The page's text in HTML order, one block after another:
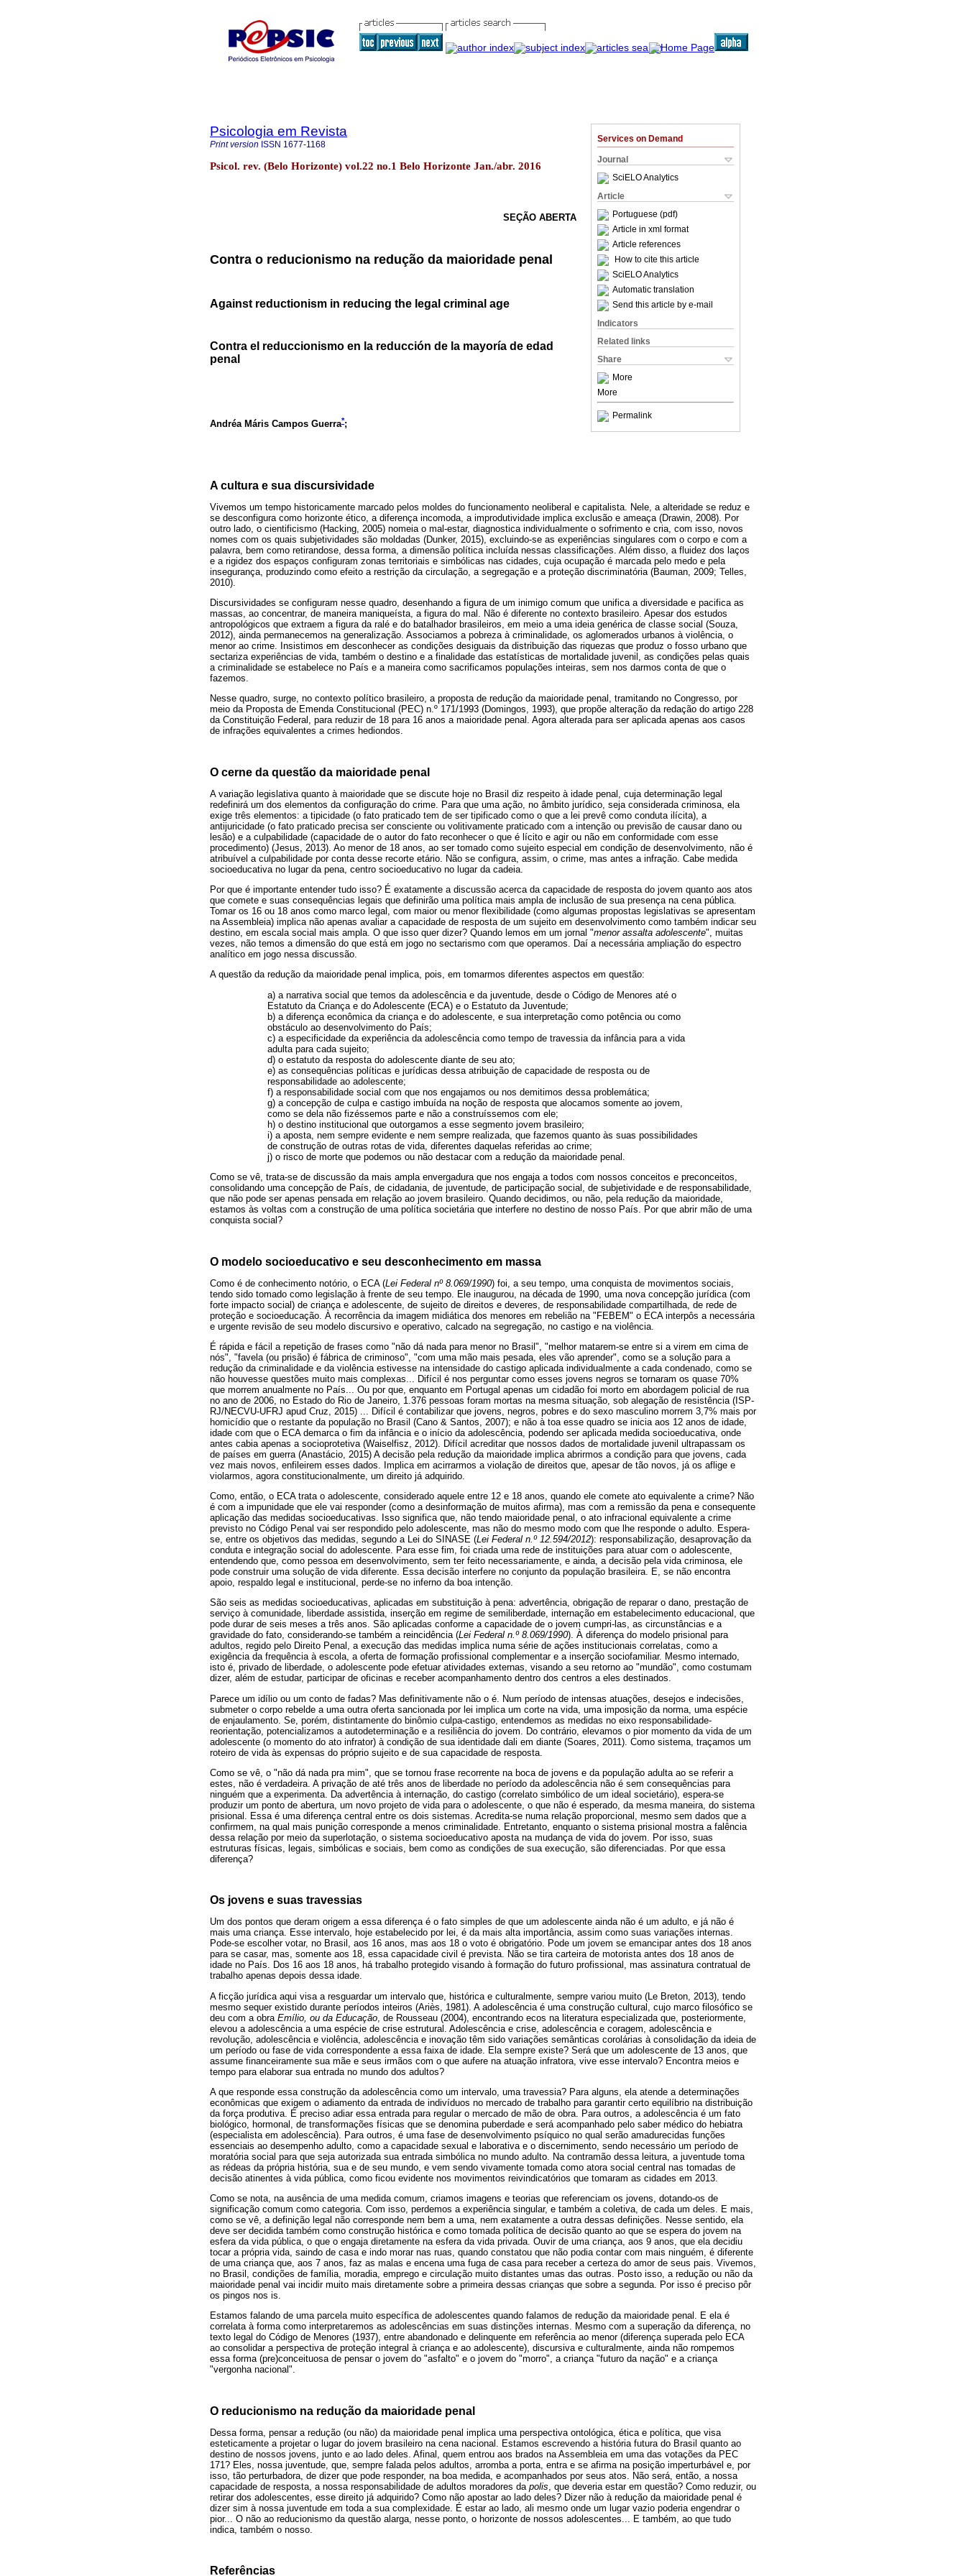
Services on Demand
Journal
SciELO Analytics
Article
Portuguese (pdf)
Article in xml format
Article references
How to cite this article
SciELO Analytics
Automatic translation
Send this article by e-mail
Indicators
Related links
Share
More
More
Permalink
Psicologia em Revista
Print version ISSN 1677-1168
Psicol. rev. (Belo Horizonte) vol.22 no.1 Belo Horizonte Jan./abr. 2016
SEÇÃO ABERTA
Contra o reducionismo na redução da maioridade penal
Against reductionism in reducing the legal criminal age
Contra el reduccionismo en la reducción de la mayoría de edad
penal
Andréa Máris Campos Guerra*;
A cultura e sua discursividade
Vivemos um tempo historicamente marcado pelos moldes do funcionamento neoliberal e capitalista. Nele, a alteridade se reduz e
se desconfigura como horizonte ético, a diferença incomoda, a improdutividade implica exclusão e ameaça (Drawin, 2008). Por
outro lado, o cientificismo (Hacking, 2005) nomeia o mal-estar, diagnostica individualmente o sofrimento e cria, com isso, novos
nomes com os quais subjetividades são moldadas (Dunker, 2015), excluindo-se as experiências singulares com o corpo e com a
palavra, bem como retirandose, dessa forma, a dimensão política incluída nessas classificações. Além disso, a fluidez dos laços
e a rigidez dos espaços configuram zonas territoriais e simbólicas nas cidades, cuja ocupação é marcada pelo medo e pela
insegurança, produzindo como efeito a restrição da circulação, a segregação e a proteção discriminatória (Bauman, 2009; Telles,
2010).
Discursividades se configuram nesse quadro, desenhando a figura de um inimigo comum que unifica a diversidade e pacifica as
massas, ao concentrar, de maneira maniqueísta, a figura do mal. Não é diferente no contexto brasileiro. Apesar dos estudos
antropológicos que extraem a figura da ralé e do batalhador brasileiros, em meio a uma ideia genérica de classe social (Souza,
2012), ainda permanecemos na generalização. Associamos a pobreza à criminalidade, os aglomerados urbanos à violência, o
menor ao crime. Insistimos em desconhecer as condições desiguais da distribuição das riquezas que produz o fosso urbano que
sectariza experiências de vida, também o destino e a finalidade das estatísticas de mortalidade juvenil, as condições pelas quais
a criminalidade se estabelece no País e a maneira como sacrificamos populações inteiras, sem nos darmos conta de que o
fazemos.
Nesse quadro, surge, no contexto político brasileiro, a proposta de redução da maioridade penal, tramitando no Congresso, por
meio da Proposta de Emenda Constitucional (PEC) n.º 171/1993 (Domingos, 1993), que propõe alteração da redação do artigo 228
da Constituição Federal, para reduzir de 18 para 16 anos a maioridade penal. Agora alterada para ser aplicada apenas aos casos
de infrações equivalentes a crimes hediondos.
O cerne da questão da maioridade penal
A variação legislativa quanto à maioridade que se discute hoje no Brasil diz respeito à idade penal, cuja determinação legal
redefinirá um dos elementos da configuração do crime. Para que uma ação, no âmbito jurídico, seja considerada criminosa, ela
exige três elementos: a tipicidade (o fato praticado tem de ser tipificado como o que a lei prevê como conduta ilícita), a
antijuricidade (o fato praticado precisa ser consciente ou volitivamente praticado com a intenção ou previsão de causar dano ou
lesão) e a culpabilidade (capacidade de o autor do fato reconhecer o que é lícito e agir ou não em conformidade com esse
procedimento) (Jesus, 2013). Ao menor de 18 anos, ao ser tomado como sujeito especial em condição de desenvolvimento, não é
atribuível a culpabilidade por conta desse recorte etário. Não se configura, assim, o crime, mas antes a infração. Cabe medida
socioeducativa no lugar da pena, centro socioeducativo no lugar da cadeia.
Por que é importante entender tudo isso? É exatamente a discussão acerca da capacidade de resposta do jovem quanto aos atos
que comete e suas consequências legais que definirão uma política mais ampla de inclusão de sua presença na cena pública.
Tomar os 16 ou 18 anos como marco legal, com maior ou menor flexibilidade (como algumas propostas legislativas se apresentam
na Assembleia) implica não apenas avaliar a capacidade de resposta de um sujeito em desenvolvimento como também indicar seu
destino, em escala social mais ampla. O que isso quer dizer? Quando lemos em um jornal "menor assalta adolescente", muitas
vezes, não temos a dimensão do que está em jogo no sectarismo com que operamos. Daí a necessária ampliação do espectro
analítico em jogo nessa discussão.
A questão da redução da maioridade penal implica, pois, em tomarmos diferentes aspectos em questão:
a) a narrativa social que temos da adolescência e da juventude, desde o Código de Menores até o
Estatuto da Criança e do Adolescente (ECA) e o Estatuto da Juventude;
b) a diferença econômica da criança e do adolescente, e sua interpretação como potência ou como
obstáculo ao desenvolvimento do País;
c) a especificidade da experiência da adolescência como tempo de travessia da infância para a vida
adulta para cada sujeito;
d) o estatuto da resposta do adolescente diante de seu ato;
e) as consequências políticas e jurídicas dessa atribuição de capacidade de resposta ou de
responsabilidade ao adolescente;
f) a responsabilidade social com que nos engajamos ou nos demitimos dessa problemática;
g) a concepção de culpa e castigo imbuída na noção de resposta que alocamos somente ao jovem,
como se dela não fizéssemos parte e não a construíssemos com ele;
h) o destino institucional que outorgamos a esse segmento jovem brasileiro;
i) a aposta, nem sempre evidente e nem sempre realizada, que fazemos quanto às suas possibilidades
de construção de outras rotas de vida, diferentes daquelas referidas ao crime;
j) o risco de morte que podemos ou não destacar com a redução da maioridade penal.
Como se vê, trata-se de discussão da mais ampla envergadura que nos engaja a todos com nossos conceitos e preconceitos,
consolidando uma concepção de País, de cidadania, de juventude, de participação social, de subjetividade e de responsabilidade,
que não pode ser apenas pensada em relação ao jovem brasileiro. Quando decidimos, ou não, pela redução da maioridade,
estamos às voltas com a construção de uma política societária que interfere no destino de nosso País. Por que abrir mão de uma
conquista social?
O modelo socioeducativo e seu desconhecimento em massa
Como é de conhecimento notório, o ECA (Lei Federal nº 8.069/1990) foi, a seu tempo, uma conquista de movimentos sociais,
tendo sido tomado como legislação à frente de seu tempo. Ele inaugurou, na década de 1990, uma nova concepção jurídica (com
forte impacto social) de criança e adolescente, de sujeito de direitos e deveres, de responsabilidade compartilhada, de rede de
proteção e socioeducação. À recorrência da imagem midiática dos menores em rebelião na "FEBEM" o ECA interpôs a necessária
e urgente revisão de seu modelo discursivo e operativo, calcado na segregação, no castigo e na violência.
É rápida e fácil a repetição de frases como "não dá nada para menor no Brasil", "melhor matarem-se entre si a virem em cima de
nós", "favela (ou prisão) é fábrica de criminoso", "com uma mão mais pesada, eles vão aprender", como se a solução para a
redução da criminalidade e da violência estivesse na intensidade do castigo aplicada individualmente a cada condenado, como se
não houvesse questões muito mais complexas... Difícil é nos perguntar como esses jovens negros se tornaram os quase 70%
que morrem anualmente no País... Ou por que, enquanto em Portugal apenas um cidadão foi morto em abordagem policial de rua
no ano de 2006, no Estado do Rio de Janeiro, 1.376 pessoas foram mortas na mesma situação, sob alegação de resistência (ISP-
RJ/NECVU-UFRJ apud Cruz, 2015) ... Difícil é contabilizar que jovens, negros, pobres e do sexo masculino morrem 3,7% mais por
homicídio que o restante da população no Brasil (Cano & Santos, 2007); e não à toa esse quadro se inicia aos 12 anos de idade,
idade com que o ECA demarca o fim da infância e o início da adolescência, podendo ser aplicada medida socioeducativa, onde
antes cabia apenas a socioprotetiva (Waiselfisz, 2012). Difícil acreditar que nossos dados de mortalidade juvenil ultrapassam os
de países em guerra (Anastácio, 2015) A decisão pela redução da maioridade implica abrirmos a condição para que jovens, cada
vez mais novos, enfileirem esses dados. Implica em acirrarmos a violação de direitos que, apesar de tão novos, já os aflige e
violarmos, agora constitucionalmente, um direito já adquirido.
Como, então, o ECA trata o adolescente, considerado aquele entre 12 e 18 anos, quando ele comete ato equivalente a crime? Não
é com a impunidade que ele vai responder (como a desinformação de muitos afirma), mas com a remissão da pena e consequente
aplicação das medidas socioeducativas. Isso significa que, não tendo maioridade penal, o ato infracional equivalente a crime
previsto no Código Penal vai ser respondido pelo adolescente, mas não do mesmo modo com que lhe responde o adulto. Espera-
se, entre os objetivos das medidas, segundo a Lei do SINASE (Lei Federal n.º 12.594/2012): responsabilização, desaprovação da
conduta e integração social do adolescente. Para esse fim, foi criada uma rede de instituições para atuar com o adolescente,
entendendo que, como pessoa em desenvolvimento, sem ter feito necessariamente, e ainda, a decisão pela vida criminosa, ele
pode construir uma solução de vida diferente. Essa decisão interfere no conjunto da população brasileira. E, se não encontra
apoio, respaldo legal e institucional, perde-se no inferno da boa intenção.
São seis as medidas socioeducativas, aplicadas em substituição à pena: advertência, obrigação de reparar o dano, prestação de
serviço à comunidade, liberdade assistida, inserção em regime de semiliberdade, internação em estabelecimento educacional, que
pode durar de seis meses a três anos. São aplicadas conforme a capacidade de o jovem cumpri-las, as circunstâncias e a
gravidade do fato, considerando-se também a reincidência (Lei Federal n.º 8.069/1990). À diferença do modelo prisional para
adultos, regido pelo Direito Penal, a execução das medidas implica numa série de ações institucionais correlatas, como a
exigência da frequência à escola, a oferta de formação profissional complementar e a inserção sociofamiliar. Mesmo internado,
isto é, privado de liberdade, o adolescente pode efetuar atividades externas, visando a seu retorno ao "mundão", como costumam
dizer, além de estudar, participar de oficinas e receber acompanhamento dentro dos centros a eles destinados.
Parece um idílio ou um conto de fadas? Mas definitivamente não o é. Num período de intensas atuações, desejos e indecisões,
submeter o corpo rebelde a uma outra oferta sancionada por lei implica um corte na vida, uma imposição da norma, uma espécie
de enjaulamento. Se, porém, distintamente do binômio culpa-castigo, entendemos as medidas no eixo responsabilidade-
reorientação, potencializamos a autodeterminação e a resiliência do jovem. Do contrário, elevamos o pior momento da vida de um
adolescente (o momento do ato infrator) à condição de sua identidade dali em diante (Soares, 2011). Como sistema, traçamos um
roteiro de vida às expensas do próprio sujeito e de sua capacidade de resposta.
Como se vê, o "não dá nada pra mim", que se tornou frase recorrente na boca de jovens e da população adulta ao se referir a
estes, não é verdadeira. A privação de até três anos de liberdade no período da adolescência não é sem consequências para
ninguém que a experimenta. Da advertência à internação, do castigo (correlato simbólico de um ideal societário), espera-se
produzir um ponto de abertura, um novo projeto de vida para o adolescente, o que não é esperado, da mesma maneira, do sistema
prisional. Essa é uma diferença central entre os dois sistemas. Acredita-se numa relação proporcional, mesmo sem dados que a
confirmem, na qual mais punição corresponde a menos criminalidade. Entretanto, enquanto o sistema prisional mostra a falência
dessa relação por meio da superlotação, o sistema socioeducativo aposta na mudança de vida do jovem. Por isso, suas
estruturas físicas, legais, simbólicas e sociais, bem como as condições de sua execução, são diferenciadas. Por que essa
diferença?
Os jovens e suas travessias
Um dos pontos que deram origem a essa diferença é o fato simples de que um adolescente ainda não é um adulto, e já não é
mais uma criança. Esse intervalo, hoje estabelecido por lei, é da mais alta importância, assim como suas variações internas.
Pode-se escolher votar, no Brasil, aos 16 anos, mas aos 18 o voto é obrigatório. Pode um jovem se emancipar antes dos 18 anos
para se casar, mas, somente aos 18, essa capacidade civil é prevista. Não se tira carteira de motorista antes dos 18 anos de
idade no País. Dos 16 aos 18 anos, há trabalho protegido visando à formação do futuro profissional, mas assinatura contratual de
trabalho apenas depois dessa idade.
A ficção jurídica aqui visa a resguardar um intervalo que, histórica e culturalmente, sempre variou muito (Le Breton, 2013), tendo
mesmo sequer existido durante períodos inteiros (Ariès, 1981). A adolescência é uma construção cultural, cujo marco filosófico se
deu com a obra Emílio, ou da Educação , de Rousseau (2004), encontrando ecos na literatura especializada que, posteriormente,
elevou a adolescência a uma espécie de crise estrutural. Adolescência e crise, adolescência e coragem, adolescência e
revolução, adolescência e violência, adolescência e inovação têm sido variações semânticas corolárias à consolidação da ideia de
um período ou fase de vida correspondente a essa faixa de idade. Ela sempre existe? Será que um adolescente de 13 anos, que
assume financeiramente sua mãe e seus irmãos com o que aufere na atuação infratora, vive esse intervalo? Encontra meios e
tempo para elaborar sua entrada no mundo dos adultos?
A que responde essa construção da adolescência como um intervalo, uma travessia? Para alguns, ela atende a determinações
econômicas que exigem o adiamento da entrada de indivíduos no mercado de trabalho para garantir certo equilíbrio na distribuição
da força produtiva. É preciso adiar essa entrada para regular o mercado de mão de obra. Para outros, a adolescência é um fato
biológico, hormonal, de transformações físicas que se denomina puberdade e será acompanhado pelo saber médico do hebiatra
(especialista em adolescência). Para outros, é uma fase de desenvolvimento psíquico no qual serão amadurecidas funções
essenciais ao desempenho adulto, como a capacidade sexual e laborativa e o discernimento, sendo necessário um período de
moratória social para que seja autorizada sua entrada simbólica no mundo adulto. Na contramão dessa leitura, a juventude toma
as rédeas da própria história, sua e de seu mundo, e vem sendo vivamente tomada como atora social central nas tomadas de
decisão atinentes à vida pública, como ficou evidente nos movimentos reivindicatórios que tomaram as cidades em 2013.
Como se nota, na ausência de uma medida comum, criamos imagens e teorias que referenciam os jovens, dotando-os de
significação comum como categoria. Com isso, perdemos a experiência singular, e também a coletiva, de cada um deles. E mais,
como se vê, a definição legal não corresponde nem bem a uma, nem exatamente a outra dessas definições. Nesse sentido, ela
deve ser decidida também como construção histórica e como tomada política de decisão quanto ao que se espera do jovem na
esfera da vida pública, o que o engaja diretamente na esfera da vida privada. Ouvir de uma criança, aos 9 anos, que ela decidiu
tocar a própria vida, saindo de casa e indo morar nas ruas, quando constatou que não podia contar com mais ninguém, é diferente
de uma criança que, aos 7 anos, faz as malas e encena uma fuga de casa para receber a certeza do amor de seus pais. Vivemos,
no Brasil, condições de família, moradia, emprego e circulação muito distantes umas das outras. Posto isso, a redução ou não da
maioridade penal vai incidir muito mais diretamente sobre a primeira dessas crianças que sobre a segunda. Por isso é preciso pôr
os pingos nos is.
Estamos falando de uma parcela muito específica de adolescentes quando falamos de redução da maioridade penal. E ela é
correlata à forma como interpretaremos as adolescências em suas distinções internas. Mesmo com a superação da diferença, no
texto legal do Código de Menores (1937), entre abandonado e delinquente em referência ao menor (diferença superada pelo ECA
ao consolidar a perspectiva de proteção integral à criança e ao adolescente), discursiva e culturalmente, ainda não rompemos
essa forma (pre)conceituosa de pensar o jovem do "asfalto" e o jovem do "morro", a criança "futuro da nação" e a criança
"vergonha nacional".
O reducionismo na redução da maioridade penal
Dessa forma, pensar a redução (ou não) da maioridade penal implica uma perspectiva ontológica, ética e política, que visa
esteticamente a projetar o lugar do jovem brasileiro na cena nacional. Estamos escrevendo a história futura do Brasil quanto ao
destino de nossos jovens, junto e ao lado deles. Afinal, quem entrou aos brados na Assembleia em uma das votações da PEC
171? Eles, nossa juventude, que, sempre falada pelos adultos, arromba a porta, entra e se afirma na posição imperturbável e, por
isso, tão perturbadora, de dizer que pode responder, na boa medida, e acompanhados por seus atos. Não será, então, a nossa
capacidade de resposta, a nossa responsabilidade de adultos moradores da polis , que deveria estar em questão? Como reduzir, ou
retirar dos adolescentes, esse direito já adquirido? Como não apostar ao lado deles? Dizer não à redução da maioridade penal é
dizer sim à nossa juventude em toda a sua complexidade. É estar ao lado, ali mesmo onde um lugar vazio poderia engendrar o
pior... O não ao reducionismo da questão alarga, nesse ponto, o horizonte de nossos adolescentes... E também, ao que tudo
indica, também o nosso.
Referências